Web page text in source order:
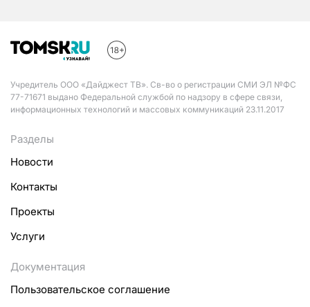
Учредитель ООО «Дайджест ТВ». Св-во о регистрации СМИ ЭЛ №ФС
77-71671 выдано Федеральной службой по надзору в сфере связи,
информационных технологий и массовых коммуникаций 23.11.2017
Разделы
Новости
Контакты
Проекты
Услуги
Документация
Пользовательское соглашение